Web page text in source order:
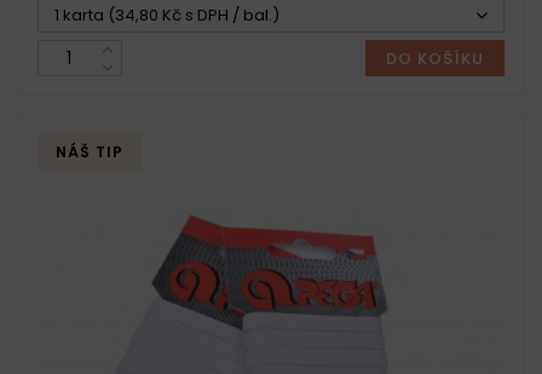
1 karta (34,80 Kč s DPH / bal.)
DO KOŠÍKU
NÁŠ TIP